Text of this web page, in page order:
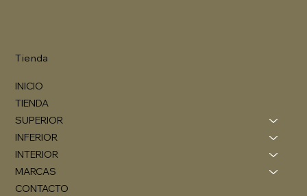
Tienda
INICIO
TIENDA
SUPERIOR
INFERIOR
INTERIOR
MARCAS
CONTACTO